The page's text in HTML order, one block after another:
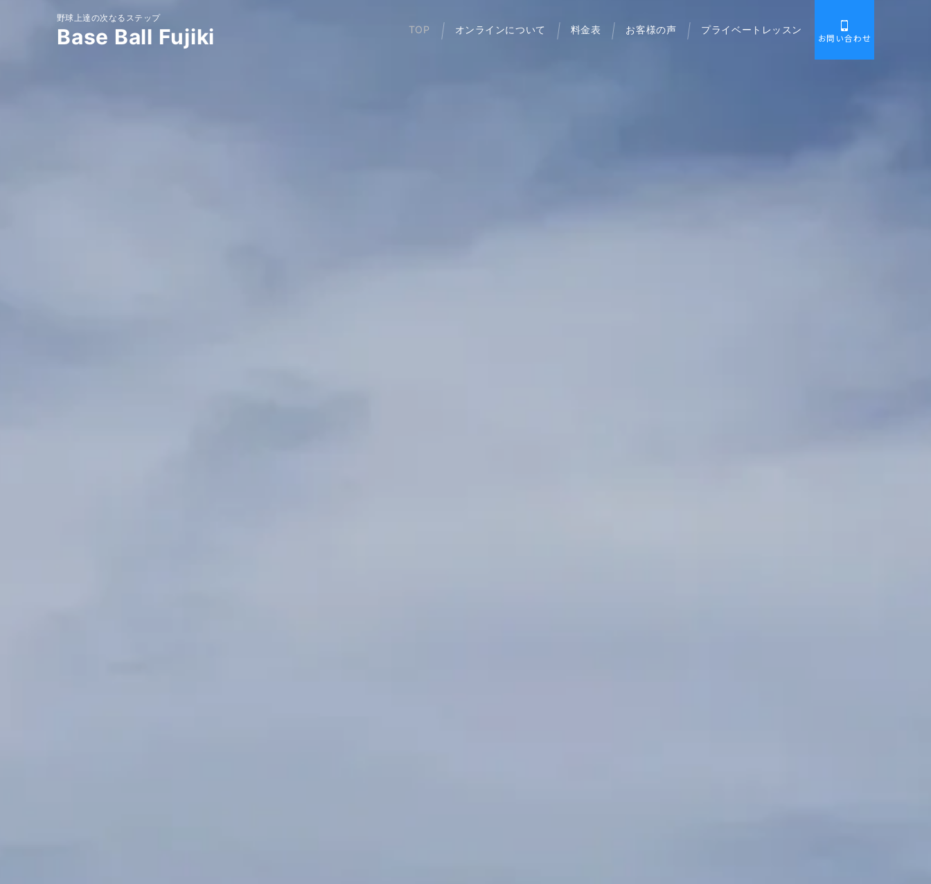
野球上達の次なるステップ
Base Ball Fujiki TOP オンラインについて 料金表 お客様の声 プライベートレッスン
お問い合わせ